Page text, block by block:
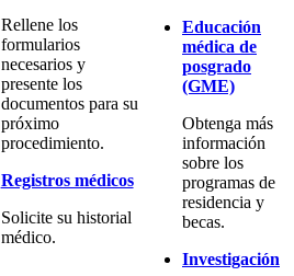
Rellene los
formularios
necesarios y
presente los
documentos para su
próximo
procedimiento.
Registros médicos
Solicite su historial
médico.
Educación
médica de
posgrado
(GME)
Obtenga más
información
sobre los
programas de
residencia y
becas.
Investigación